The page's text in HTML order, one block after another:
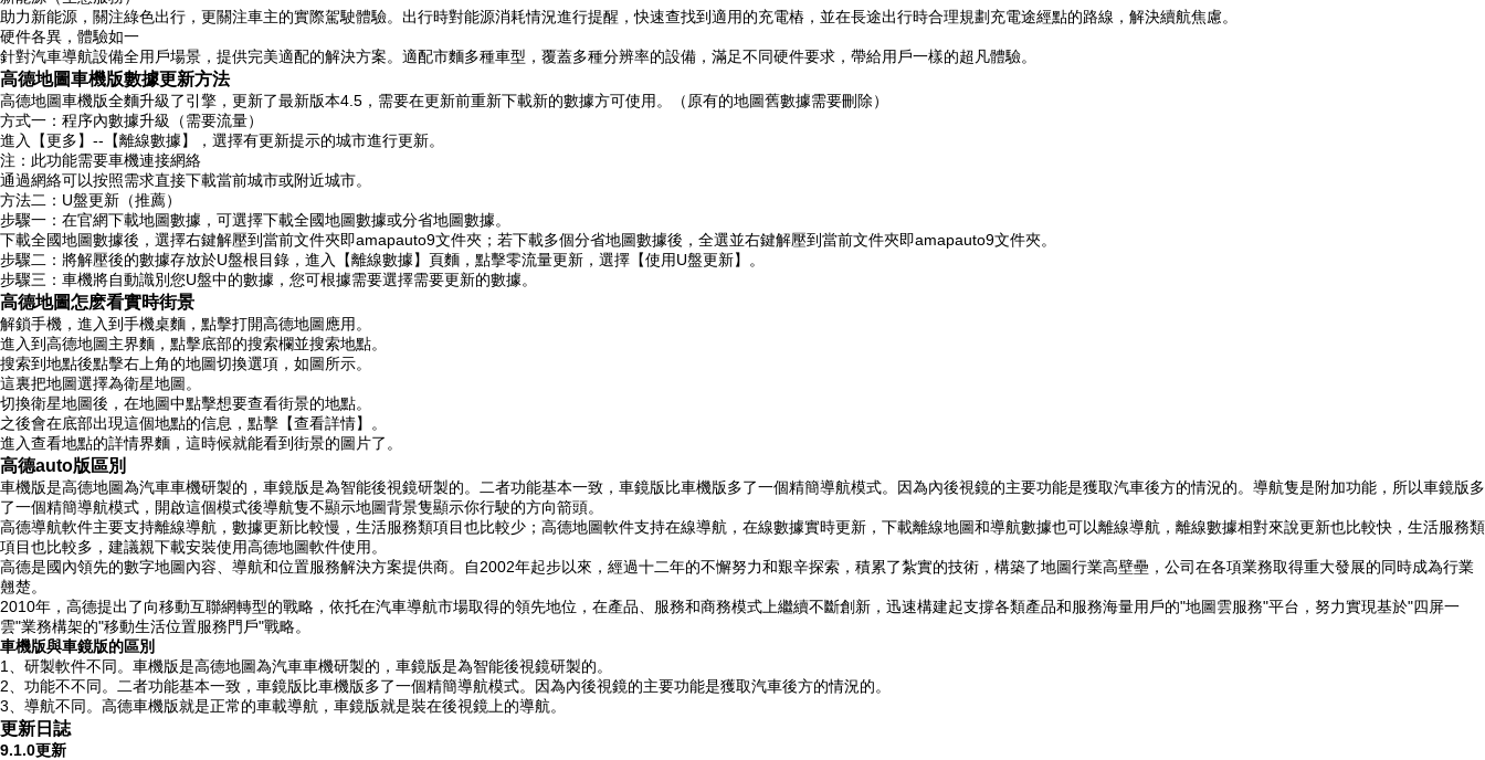
助力新能源，關注綠色出行，更關注車主的實際駕駛體驗。出行時對能源消耗情況進行提醒，快速查找到適用的充電樁，並在長途出行時合理規劃充電途經點的路線，解決續航焦慮。
硬件各異，體驗如一
針對汽車導航設備全用戶場景，提供完美適配的解決方案。適配市麵多種車型，覆蓋多種分辨率的設備，滿足不同硬件要求，帶給用戶一樣的超凡體驗。
高德地圖車機版數據更新方法
高德地圖車機版全麵升級了引擎，更新了最新版本4.5，需要在更新前重新下載新的數據方可使用。（原有的地圖舊數據需要刪除）
方式一：程序內數據升級（需要流量）
進入【更多】--【離線數據】，選擇有更新提示的城市進行更新。
注：此功能需要車機連接網絡
通過網絡可以按照需求直接下載當前城市或附近城市。
方法二：U盤更新（推薦）
步驟一：在官網下載地圖數據，可選擇下載全國地圖數據或分省地圖數據。
下載全國地圖數據後，選擇右鍵解壓到當前文件夾即amapauto9文件夾；若下載多個分省地圖數據後，全選並右鍵解壓到當前文件夾即amapauto9文件夾。
步驟二：將解壓後的數據存放於U盤根目錄，進入【離線數據】頁麵，點擊零流量更新，選擇【使用U盤更新】。
步驟三：車機將自動識別您U盤中的數據，您可根據需要選擇需要更新的數據。
高德地圖怎麽看實時街景
解鎖手機，進入到手機桌麵，點擊打開高德地圖應用。
進入到高德地圖主界麵，點擊底部的搜索欄並搜索地點。
搜索到地點後點擊右上角的地圖切換選項，如圖所示。
這裏把地圖選擇為衛星地圖。
切換衛星地圖後，在地圖中點擊想要查看街景的地點。
之後會在底部出現這個地點的信息，點擊【查看詳情】。
進入查看地點的詳情界麵，這時候就能看到街景的圖片了。
高德auto版區別
車機版是高德地圖為汽車車機研製的，車鏡版是為智能後視鏡研製的。二者功能基本一致，車鏡版比車機版多了一個精簡導航模式。因為內後視鏡的主要功能是獲取汽車後方的情況的。導航隻是附加功能，所以車鏡版多
了一個精簡導航模式，開啟這個模式後導航隻不顯示地圖背景隻顯示你行駛的方向箭頭。
高德導航軟件主要支持離線導航，數據更新比較慢，生活服務類項目也比較少；高德地圖軟件支持在線導航，在線數據實時更新，下載離線地圖和導航數據也可以離線導航，離線數據相對來說更新也比較快，生活服務類
項目也比較多，建議親下載安裝使用高德地圖軟件使用。
高德是國內領先的數字地圖內容、導航和位置服務解決方案提供商。自2002年起步以來，經過十二年的不懈努力和艱辛探索，積累了紮實的技術，構築了地圖行業高壁壘，公司在各項業務取得重大發展的同時成為行業
翹楚。
2010年，高德提出了向移動互聯網轉型的戰略，依托在汽車導航市場取得的領先地位，在產品、服務和商務模式上繼續不斷創新，迅速構建起支撐各類產品和服務海量用戶的"地圖雲服務"平台，努力實現基於"四屏一
雲"業務構架的"移動生活位置服務門戶"戰略。
車機版與車鏡版的區別
1、研製軟件不同。車機版是高德地圖為汽車車機研製的，車鏡版是為智能後視鏡研製的。
2、功能不不同。二者功能基本一致，車鏡版比車機版多了一個精簡導航模式。因為內後視鏡的主要功能是獲取汽車後方的情況的。
3、導航不同。高德車機版就是正常的車載導航，車鏡版就是裝在後視鏡上的導航。
更新日誌
9.1.0更新